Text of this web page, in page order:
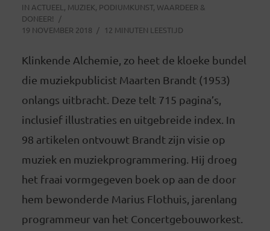
IN ACTUEEL , MUZIEK, PODIUMKUNST, WAARDEER &
DONEER!
19 NOVEMBER 2018
12 MINUTEN LEESTIJD
Klinkende Alchemie, zo heet de kloeke bundel
die muziekpublicist Maarten Brandt (1953)
onlangs uitbracht. Deze telt 715 pagina’s,
inclusief illustraties en uitgebreide index. In
98 artikelen ontvouwt Brandt zijn visie op
muziek en muziekprogrammering. Hij droeg
het fraai vormgegeven boek op aan de door
hem bewonderde Marius Flothuis, jarenlang
programmeur van het Concertgebouworkest.